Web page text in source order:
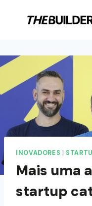
INOVADORES |
Mais uma
startup